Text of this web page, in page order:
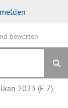
2023 (E 7)